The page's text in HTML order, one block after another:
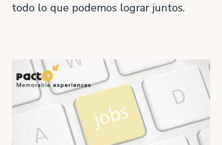
todo lo que podemos lograr juntos.